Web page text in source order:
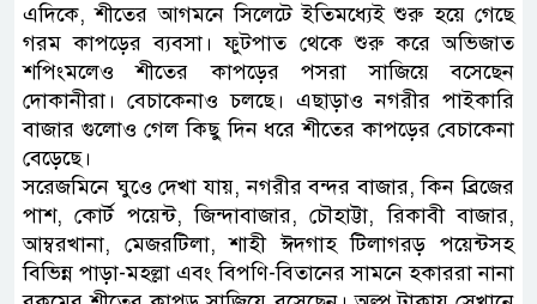
এদিকে, শীতের আগমনে সিলেটে ইতিমধ্যেই শুরু হয়ে গেছে
গরম কাপড়ের ব্যবসা। ফুটপাত থেকে শুরু করে অভিজাত
শপিংমলেও শীতের কাপড়ের পসরা সাজিয়ে বসেছেন
দোকানীরা। বেচাকেনাও চলছে। এছাড়াও নগরীর পাইকারি
বাজার গুলোও গেল কিছু দিন ধরে শীতের কাপড়ের বেচাকেনা
বেড়েছে।
সরেজমিনে ঘুওে দেখা যায়, নগরীর বন্দর বাজার, কিন ব্রিজের
পাশ, কোর্ট পয়েন্ট, জিন্দাবাজার, চৌহাট্টা, রিকাবী বাজার,
আম্বরখানা, মেজরটিলা, শাহী ঈদগাহ টিলাগরড় পয়েন্টসহ
বিভিন্ন পাড়া-মহল্লা এবং বিপণি-বিতানের সামনে হকাররা নানা